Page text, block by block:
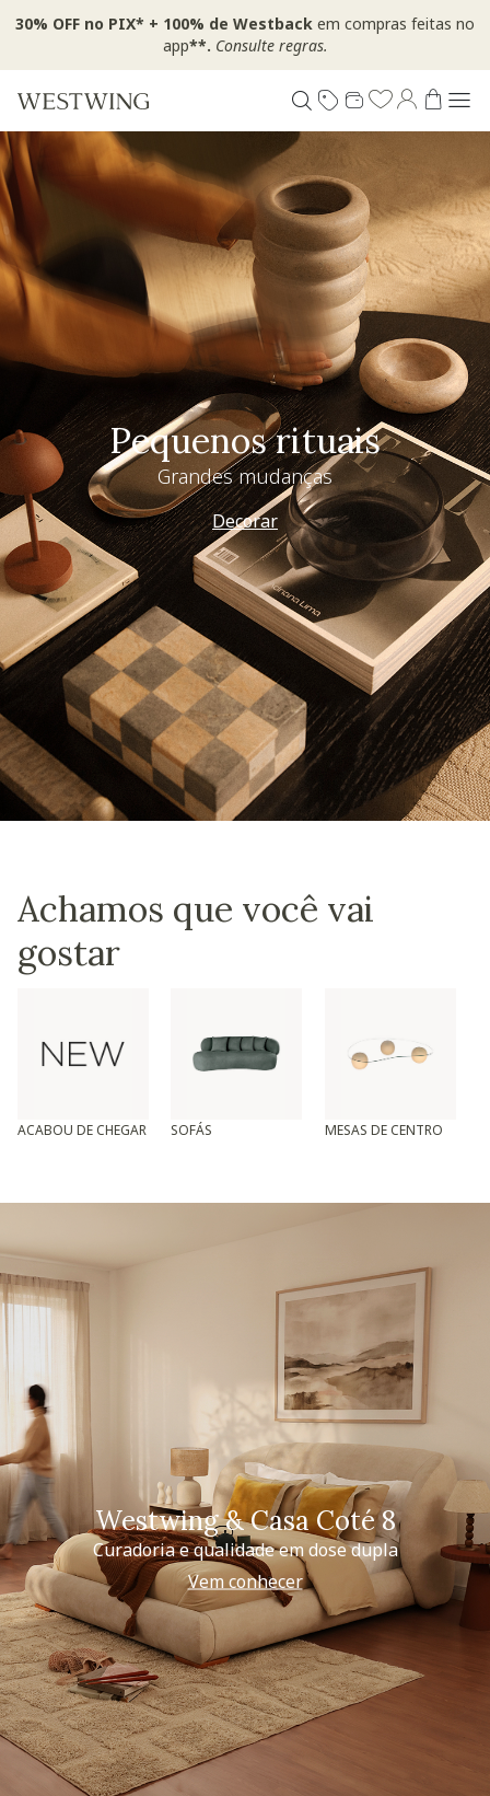
30% OFF no PIX* + 100% de Westback em compras feitas no
app**. Consulte regras.
Pequenos rituais
Grandes mudanças
Decorar
Achamos que você vai
gostar
ACABOU DE CHEGAR SOFÁS MESAS DE CENTRO
Westwing & Casa Coté 8
Curadoria e qualidade em dose dupla
Vem conhecer